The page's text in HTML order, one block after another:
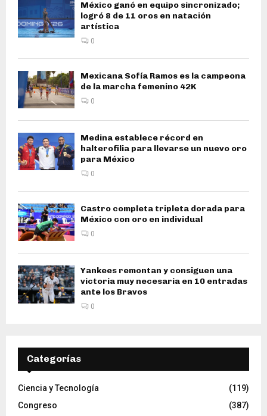
México ganó en equipo sincronizado;
logró 8 de 11 oros en natación
artística
0
Mexicana Sofía Ramos es la campeona
de la marcha femenino 42K
0
Medina establece récord en
halterofilia para llevarse un nuevo oro
para México
0
Castro completa tripleta dorada para
México con oro en individual
0
Yankees remontan y consiguen una
victoria muy necesaria en 10 entradas
ante los Bravos
0
Categorías
Ciencia y Tecnología
(119)
Congreso
(387)